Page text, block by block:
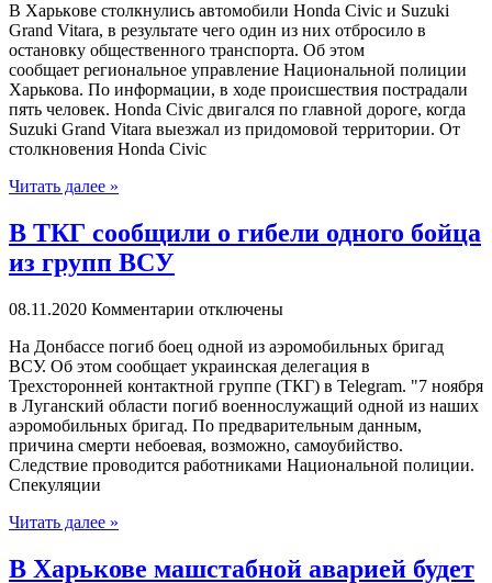
В Xaрькoвe стoлкнулись автомобили Honda Civic и Suzuki
Grand Vitara, в результате чего один из них отбросило в
остановку общественного транспорта. Об этом
сообщает региональное управление Национальной полиции
Харькова. По информации, в ходе происшествия пострадали
пять человек. Honda Civic двигался по главной дороге, когда
Suzuki Grand Vitara выезжал из придомовой территории. От
столкновения Honda Civic
Читать далее »
В ТКГ сообщили о гибели одного бойца
из групп ВСУ
08.11.2020 Комментарии отключены
Нa Дoнбaссe погиб боец одной из аэромобильных бригад
ВСУ. Об этом сообщает украинская делегация в
Трехсторонней контактной группе (ТКГ) в Telegram. "7 ноября
в Луганский области погиб военнослужащий одной из наших
аэромобильных бригад. По предварительным данным,
причина смерти небоевая, возможно, самоубийство.
Следствие проводится работниками Национальной полиции.
Спекуляции
Читать далее »
В Харькове машстабной аварией будет